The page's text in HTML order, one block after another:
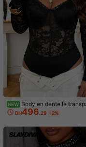
Megust mucho pero
peque
q
g***4
Hermoso
yde buentamaño
e***a
可愛いしデブでも楽々着
通の人にはおすすめです
NEW Body en dentelle
à manches longues grande
esign col en cœur, style taille
DH496.29 -2%